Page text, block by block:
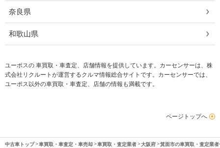
奈良県
和歌山県
ユーポスの 車買取・車査定、店舗情報を提供しています。カーセンサーは、株
式会社リクルートが運営するクルマ情報総合サイトです。カーセンサーでは、
ユーポス以外の車買取・車査定、店舗の情報も満載です。
ページトップへ
中古車トップ 車買取・車査定・車売却 車買取・査定業者 大阪府 箕面市の車買取・査定業者